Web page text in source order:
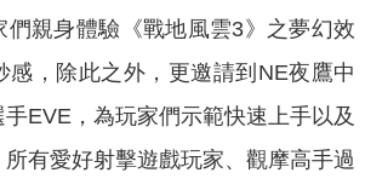
們親身體驗《戰地風雲3》之夢幻效
感，除此之外，更邀請到NE夜鷹中
EVE，為玩家們示範快速上手以及
有愛好射擊遊戲玩家、觀摩高手過